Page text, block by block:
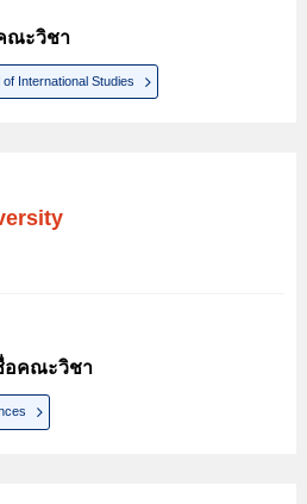
ณะวิชา
of International Studies
อคณะวิชา